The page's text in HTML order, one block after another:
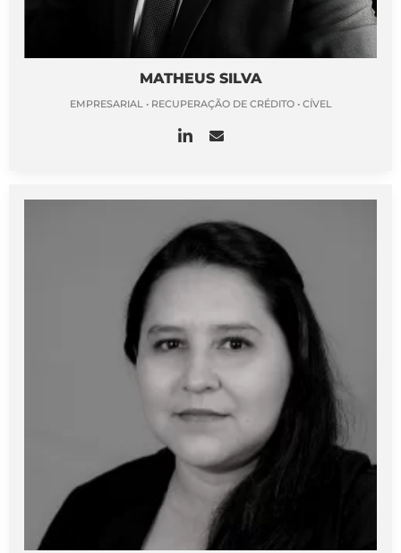
MATHEUS SILVA
EMPRESARIAL • RECUPERAÇÃO DE CRÉDITO • CÍVEL